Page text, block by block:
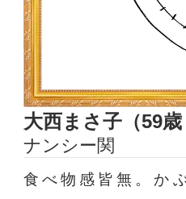
大西まさ子（59歳
ナンシー関
食べ物感皆無。か